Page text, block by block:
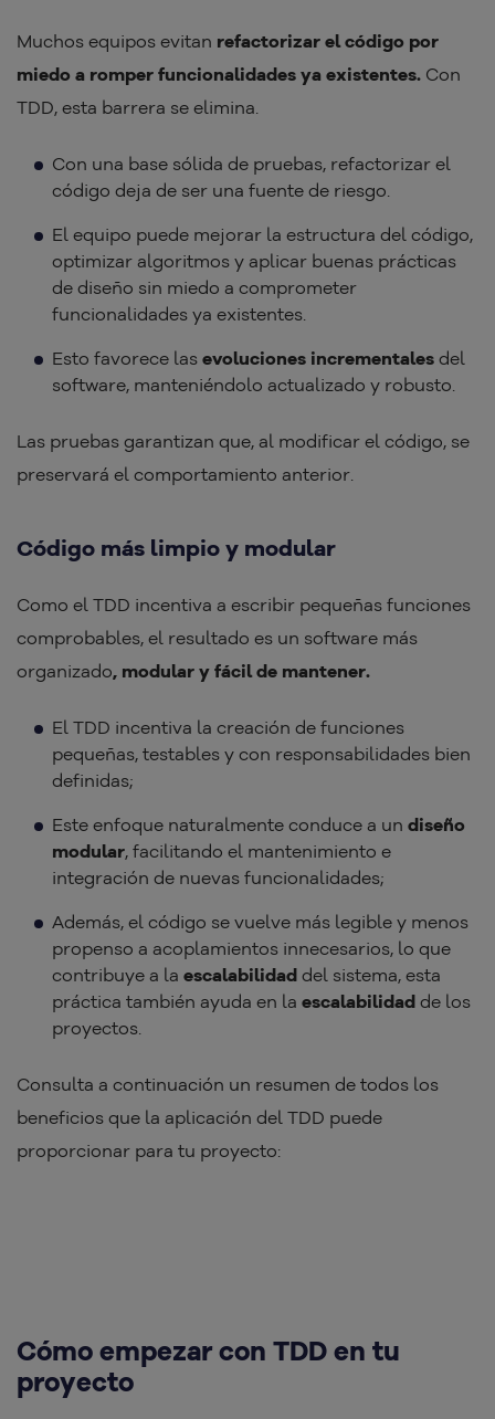
Muchos equipos evitan refactorizar el código por
miedo a romper funcionalidades ya existentes. Con
TDD, esta barrera se elimina.
Con una base sólida de pruebas, refactorizar el
código deja de ser una fuente de riesgo.
El equipo puede mejorar la estructura del código,
optimizar algoritmos y aplicar buenas prácticas
de diseño sin miedo a comprometer
funcionalidades ya existentes.
Esto favorece las evoluciones incrementales del
software, manteniéndolo actualizado y robusto.
Las pruebas garantizan que, al modificar el código, se
preservará el comportamiento anterior.
Código más limpio y modular
Como el TDD incentiva a escribir pequeñas funciones
comprobables, el resultado es un software más
organizado, modular y fácil de mantener.
El TDD incentiva la creación de funciones
pequeñas, testables y con responsabilidades bien
definidas;
Este enfoque naturalmente conduce a un diseño
modular, facilitando el mantenimiento e
integración de nuevas funcionalidades;
Además, el código se vuelve más legible y menos
propenso a acoplamientos innecesarios, lo que
contribuye a la escalabilidad del sistema, esta
práctica también ayuda en la escalabilidad de los
proyectos.
Consulta a continuación un resumen de todos los
beneficios que la aplicación del TDD puede
proporcionar para tu proyecto:
Cómo empezar con TDD en tu
proyecto